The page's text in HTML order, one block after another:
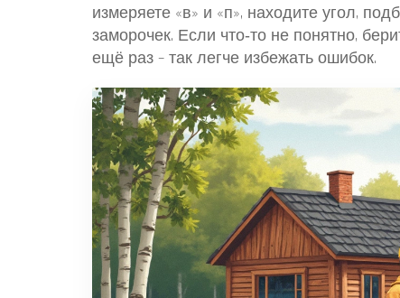
измеряете «в» и «п», находите угол,
заморочек. Если что‑то не понятно,
ещё раз – так легче избежать ошибок.